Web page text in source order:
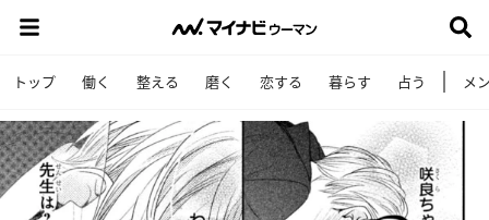
トップ 働く 整える 磨く 恋する 暮らす 占う メ